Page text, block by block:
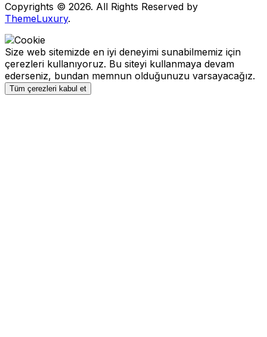
Copyrights © 2026. All Rights Reserved by
ThemeLuxury.
Size web sitemizde en iyi deneyimi sunabilmemiz için
çerezleri kullanıyoruz. Bu siteyi kullanmaya devam
ederseniz, bundan memnun olduğunuzu varsayacağız.
Tüm çerezleri kabul et